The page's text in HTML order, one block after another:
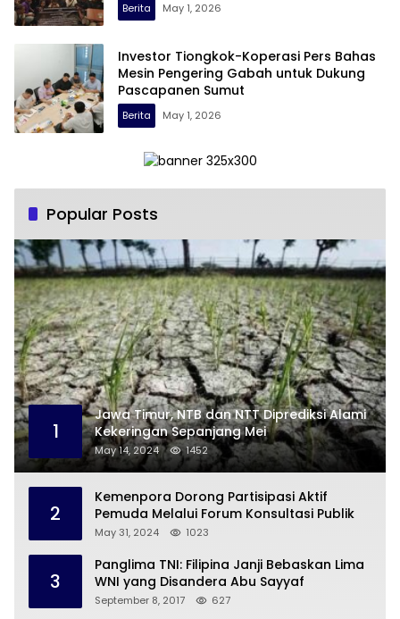
Berita May 1, 2026
Investor Tiongkok-Koperasi Pers Bahas
Mesin Pengering Gabah untuk Dukung
Pascapanen Sumut
Berita May 1, 2026
Popular Posts
1
Jawa Timur, NTB dan NTT Diprediksi Alami
Kekeringan Sepanjang Mei
May 14, 2024 1452
2
Kemenpora Dorong Partisipasi Aktif
Pemuda Melalui Forum Konsultasi Publik
May 31, 2024 1023
3
Panglima TNI: Filipina Janji Bebaskan Lima
WNI yang Disandera Abu Sayyaf
September 8, 2017 627